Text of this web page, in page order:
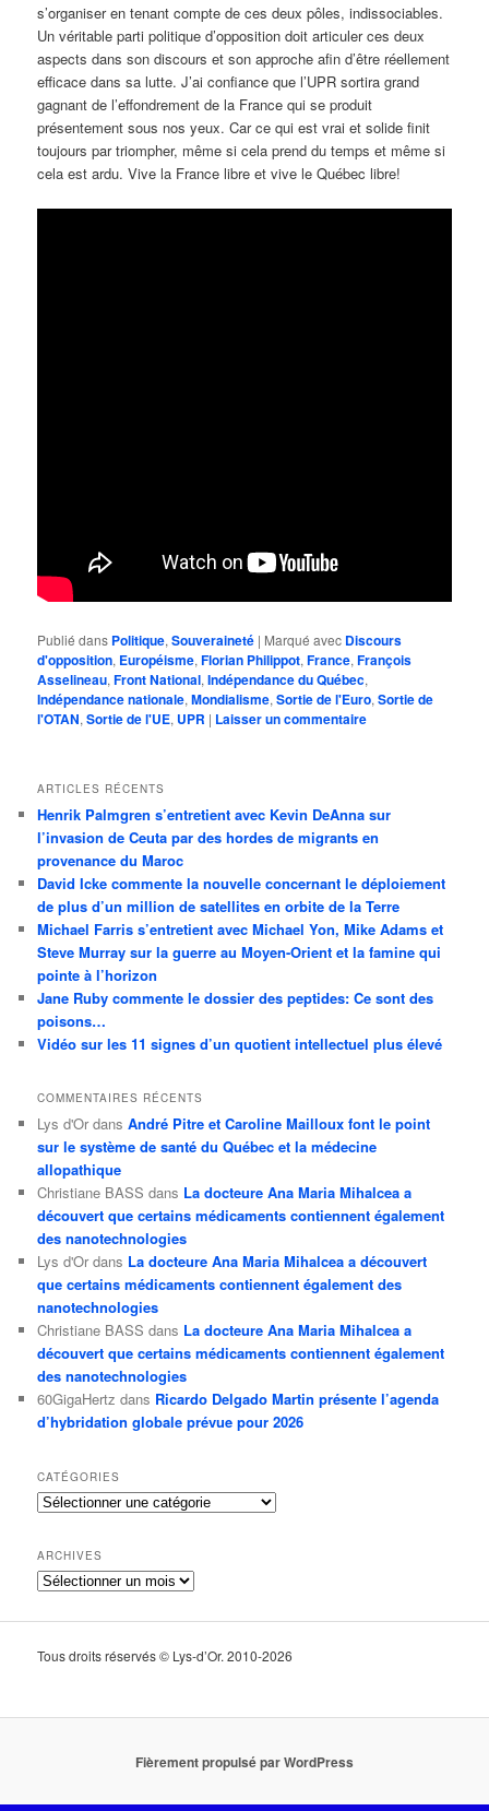
s’organiser en tenant compte de ces deux pôles, indissociables.
Un véritable parti politique d’opposition doit articuler ces deux
aspects dans son discours et son approche afin d’être réellement
efficace dans sa lutte. J’ai confiance que l’UPR sortira grand
gagnant de l’effondrement de la France qui se produit
présentement sous nos yeux. Car ce qui est vrai et solide finit
toujours par triompher, même si cela prend du temps et même si
cela est ardu. Vive la France libre et vive le Québec libre!
Publié dans Politique,Souveraineté | Marqué avec Discours
d'opposition, Européisme,Florian Philippot,France,François
Asselineau,Front National,Indépendance du Québec,
Indépendance nationale,Mondialisme,Sortie de l'Euro,Sortie de
l'OTAN,Sortie de l'UE, UPR | Laisser un commentaire
ARTICLES RÉCENTS
Henrik Palmgren s’entretient avec Kevin DeAnna sur
l’invasion de Ceuta par des hordes de migrants en
provenance du Maroc
David Icke commente la nouvelle concernant le déploiement
de plus d’un million de satellites en orbite de la Terre
Michael Farris s’entretient avec Michael Yon, Mike Adams et
Steve Murray sur la guerre au Moyen-Orient et la famine qui
pointe à l’horizon
Jane Ruby commente le dossier des peptides: Ce sont des
poisons…
Vidéo sur les 11 signes d’un quotient intellectuel plus élevé
COMMENTAIRES RÉCENTS
Lys d'Or dansAndré Pitre et Caroline Mailloux font le point
sur le système de santé du Québec et la médecine
allopathique
Christiane BASS dans La docteure Ana Maria Mihalcea a
découvert que certains médicaments contiennent également
des nanotechnologies
Lys d'Or dans La docteure Ana Maria Mihalcea a découvert
que certains médicaments contiennent également des
nanotechnologies
Christiane BASS dans La docteure Ana Maria Mihalcea a
découvert que certains médicaments contiennent également
des nanotechnologies
60GigaHertz dans Ricardo Delgado Martin présente l’agenda
d’hybridation globale prévue pour 2026
CATÉGORIES
Catégories
ARCHIVES
Archives
Tous droits réservés © Lys-d’Or. 2010-2026
Fièrement propulsé par WordPress